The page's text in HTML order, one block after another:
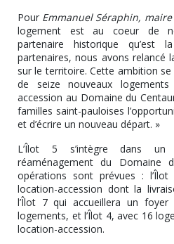
Pour Emmanuel Séraphin,
logement est au coeur de
partenaire historique qu’est
partenaires, nous avons relancé
sur le territoire. Cette ambition
de seize nouveaux
accession au Domaine du
familles saint-pauloises
et d’écrire un nouveau départ. »
L’Îlot 5 s’intègre dans
réaménagement du Domaine
opérations sont prévues :
location-accession dont la
l’Îlot 7 qui accueillera un
logements, et l’Îlot 4, avec 16
location-accession.